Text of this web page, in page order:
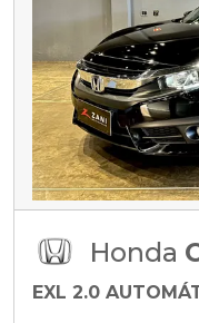
Honda
EXL 2.0